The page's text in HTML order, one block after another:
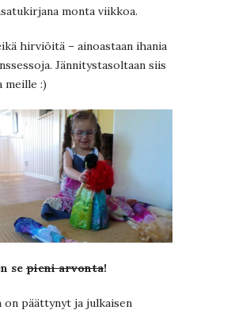
monta viikkoa.
hirviöitä – ainoastaan ihania
Jännitystasoltaan siis
meille :)
se pieni arvonta!
on päättynyt ja julkaisen